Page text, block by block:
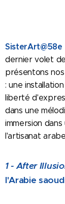
dernier volet
présentons
: une
liberté
dans une
immersion
l'artisanat
1 - After
l'Arabie